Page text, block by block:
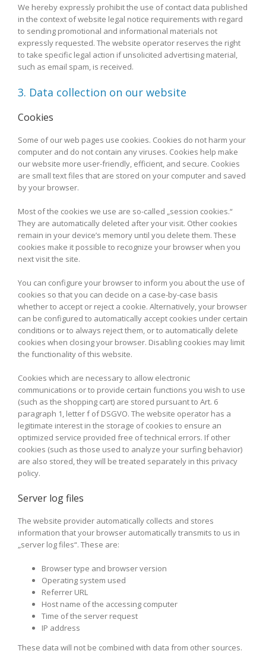
We hereby expressly prohibit the use of contact data published
in the context of website legal notice requirements with regard
to sending promotional and informational materials not
expressly requested. The website operator reserves the right
to take specific legal action if unsolicited advertising material,
such as email spam, is received.
3. Data collection on our website
Cookies
Some of our web pages use cookies. Cookies do not harm your
computer and do not contain any viruses. Cookies help make
our website more user-friendly, efficient, and secure. Cookies
are small text files that are stored on your computer and saved
by your browser.
Most of the cookies we use are so-called „session cookies.“
They are automatically deleted after your visit. Other cookies
remain in your device’s memory until you delete them. These
cookies make it possible to recognize your browser when you
next visit the site.
You can configure your browser to inform you about the use of
cookies so that you can decide on a case-by-case basis
whether to accept or reject a cookie. Alternatively, your browser
can be configured to automatically accept cookies under certain
conditions or to always reject them, or to automatically delete
cookies when closing your browser. Disabling cookies may limit
the functionality of this website.
Cookies which are necessary to allow electronic
communications or to provide certain functions you wish to use
(such as the shopping cart) are stored pursuant to Art. 6
paragraph 1, letter f of DSGVO. The website operator has a
legitimate interest in the storage of cookies to ensure an
optimized service provided free of technical errors. If other
cookies (such as those used to analyze your surfing behavior)
are also stored, they will be treated separately in this privacy
policy.
Server log files
The website provider automatically collects and stores
information that your browser automatically transmits to us in
„server log files“. These are:
Browser type and browser version
Operating system used
Referrer URL
Host name of the accessing computer
Time of the server request
IP address
These data will not be combined with data from other sources.